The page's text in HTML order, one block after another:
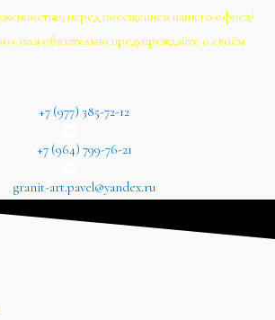
перед посещением нашего офиса/
зала обязательно предупреждайте о своём
+7 (977) 385-72-12
+7 (964) 799-76-21
granit-art.pavel@yandex.ru